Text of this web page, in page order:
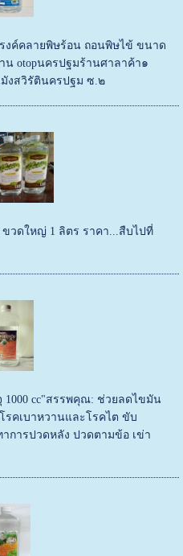
งค์คลายพิษร้อน ถอนพิษไข้ ขนาด
otopนครปฐมร้านศาลาค้า๑
งสวิรัตินครปฐม ซ.๒
วดใหญ่ 1 ลิตร ราคา...สืบไปที่
1000 cc"สรรพคุณ: ช่วยลดไขมัน
รคเบาหวานและโรคไต ขับ
การปวดหลัง ปวดตามข้อ เข่า